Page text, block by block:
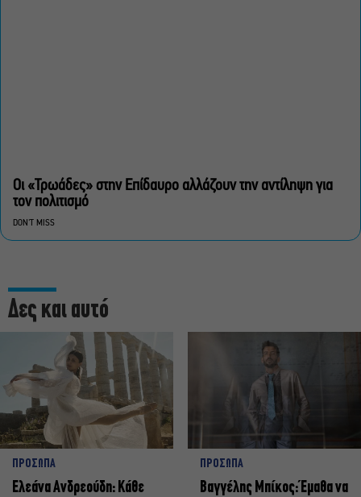
Οι «Τρωάδες» στην Επίδαυρο αλλάζουν την αντίληψη για
τον πολιτισμό
DON'T MISS
Δες και αυτό
ΠΡΟΣΩΠΑ
Ελεάνα Ανδρεούδη: Κάθε
ΠΡΟΣΩΠΑ
Βαγγέλης Μπίκος: Έμαθα να